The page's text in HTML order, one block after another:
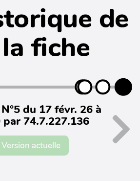
de
la fiche
du 17 févr. 26 à
par 74.7.227.136
Version actuelle